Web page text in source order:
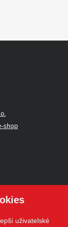
shop
uživatelské